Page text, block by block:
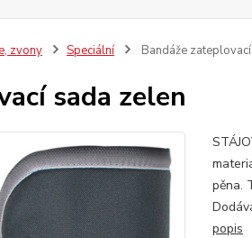
zvony Speciální Bandáže
sada zelen
pěna.
popis